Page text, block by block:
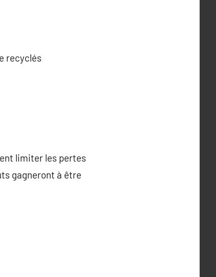
recyclés
limiter les pertes
gagneront à être